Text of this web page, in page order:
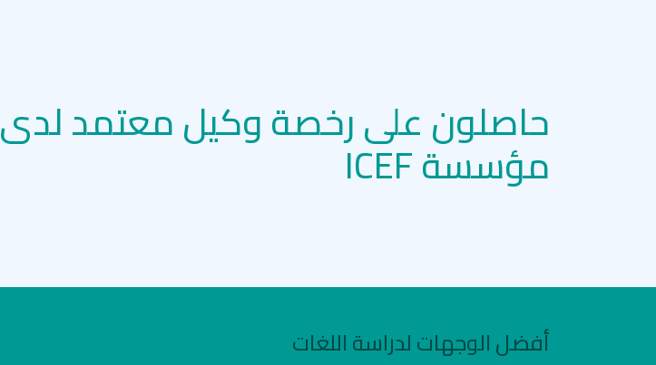
حاصلون على رخصة وكيل معتمد لدى
مؤسسة ICEF
أفضل الوجهات لدراسة اللغات